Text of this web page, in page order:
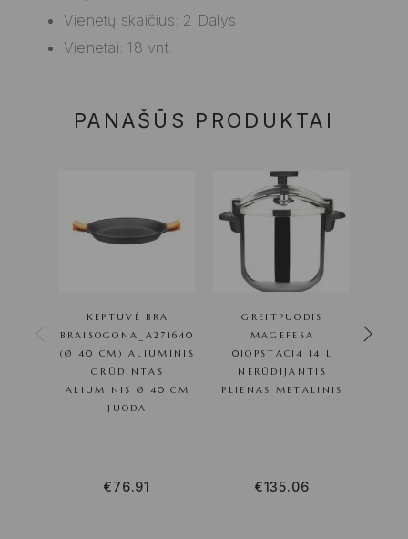
Vienetų skaičius: 2 Dalys
Vienetai: 18 vnt.
PANAŠŪS PRODUKTAI
KEPTUVĖ BRA
BRAISOGONA_A271640
(Ø 40 CM) ALIUMINIS
GRŪDINTAS
ALIUMINIS Ø 40 CM
JUODA
€76.91
GREITPUODIS
MAGEFESA
01OPSTAC14 14 L
NERŪDIJANTIS
PLIENAS METALINIS
€135.06